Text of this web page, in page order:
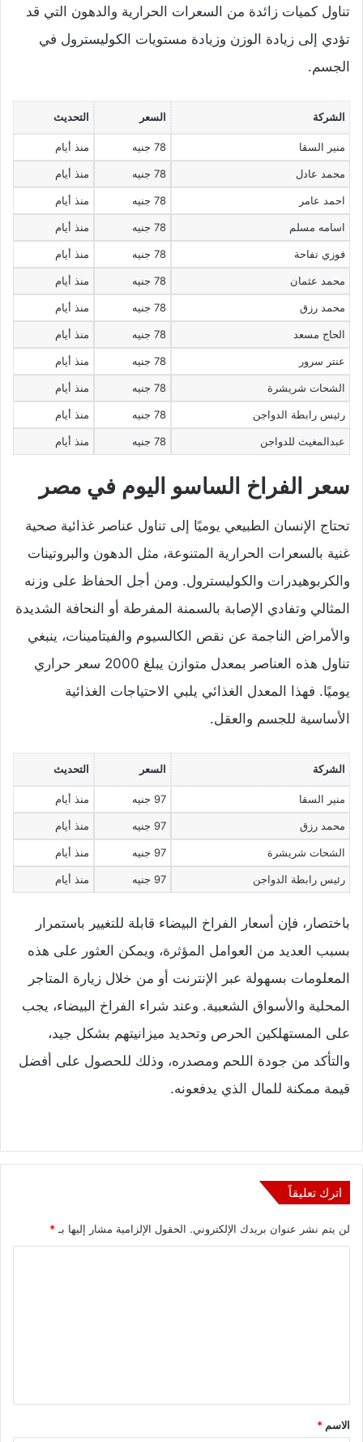
تناول كميات زائدة من السعرات الحرارية والدهون التي قد
تؤدي إلى زيادة الوزن وزيادة مستويات الكوليسترول في
الجسم.
الشركة السعر التحديث
منير السقا 78 جنيه منذ أيام
محمد عادل 78 جنيه منذ أيام
احمد عامر 78 جنيه منذ أيام
اسامه مسلم 78 جنيه منذ أيام
فوزي تفاحة 78 جنيه منذ أيام
محمد عثمان 78 جنيه منذ أيام
محمد رزق 78 جنيه منذ أيام
الحاج مسعد 78 جنيه منذ أيام
عنتر سرور 78 جنيه منذ أيام
الشحات شريشرة 78 جنيه منذ أيام
رئيس رابطة الدواجن 78 جنيه منذ أيام
عبدالمغيث للدواجن 78 جنيه منذ أيام
سعر الفراخ الساسو اليوم في مصر
تحتاج الإنسان الطبيعي يوميًا إلى تناول عناصر غذائية صحية
غنية بالسعرات الحرارية المتنوعة، مثل الدهون والبروتينات
والكربوهيدرات والكوليسترول. ومن أجل الحفاظ على وزنه
المثالي وتفادي الإصابة بالسمنة المفرطة أو النحافة الشديدة
والأمراض الناجمة عن نقص الكالسيوم والفيتامينات، ينبغي
تناول هذه العناصر بمعدل متوازن يبلغ 2000 سعر حراري
يوميًا. فهذا المعدل الغذائي يلبي الاحتياجات الغذائية
الأساسية للجسم والعقل.
الشركة السعر التحديث
منير السقا 97 جنيه منذ أيام
محمد رزق 97 جنيه منذ أيام
الشحات شريشرة 97 جنيه منذ أيام
رئيس رابطة الدواجن 97 جنيه منذ أيام
باختصار، فإن أسعار الفراخ البيضاء قابلة للتغيير باستمرار
بسبب العديد من العوامل المؤثرة، ويمكن العثور على هذه
المعلومات بسهولة عبر الإنترنت أو من خلال زيارة المتاجر
المحلية والأسواق الشعبية. وعند شراء الفراخ البيضاء، يجب
على المستهلكين الحرص وتحديد ميزانيتهم بشكل جيد،
والتأكد من جودة اللحم ومصدره، وذلك للحصول على أفضل
قيمة ممكنة للمال الذي يدفعونه.
اترك تعليقاً
لن يتم نشر عنوان بريدك الإلكتروني. الحقول الإلزامية مشار إليها بـ *
ق
*
الاسم *